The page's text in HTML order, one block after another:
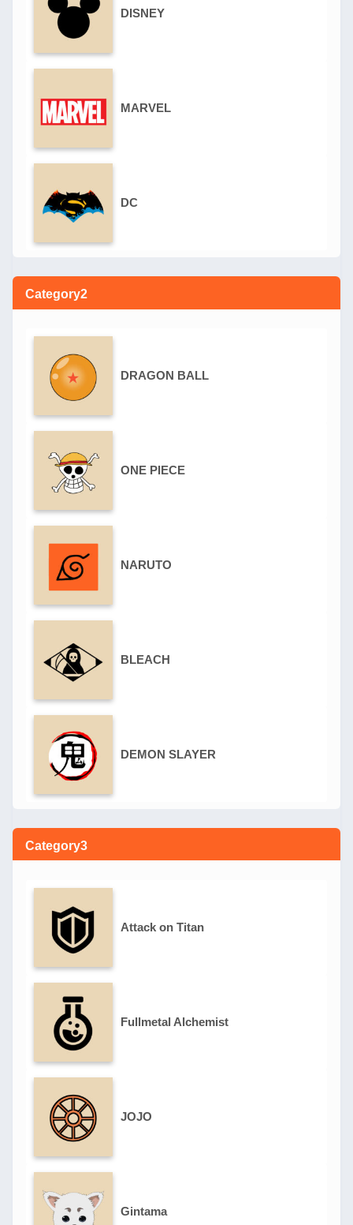
DISNEY
MARVEL
DC
Category2
DRAGON BALL
ONE PIECE
NARUTO
BLEACH
DEMON SLAYER
Category3
Attack on Titan
Fullmetal Alchemist
JOJO
Gintama